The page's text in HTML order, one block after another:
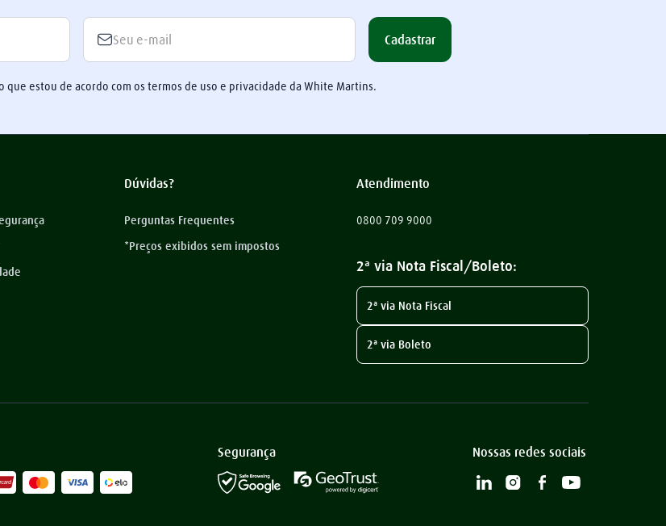
Cadastrar
que estou de acordo com os termos de uso e privacidade da White Martins.
Dúvidas?
Perguntas Frequentes
*Preços exibidos sem impostos
Atendimento
0800 709 9000
2ª via Nota Fiscal/Boleto:
2ª via Nota Fiscal
2ª via Boleto
Segurança Nossas redes sociais